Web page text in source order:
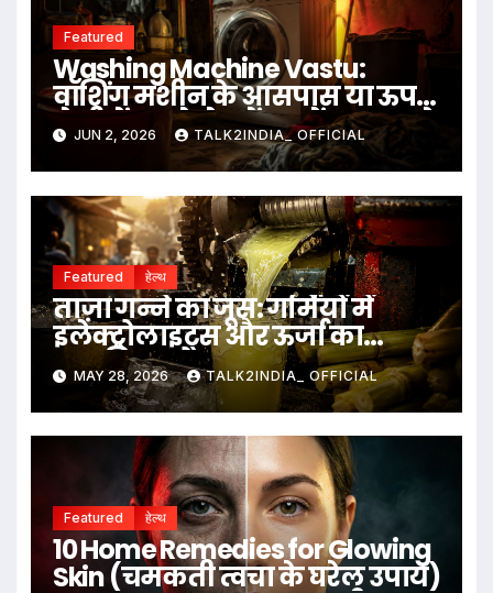
Featured
Washing Machine Vastu:
वॉशिंग मशीन के आसपास या ऊपर
ये चीजें रखने से बचें, जानें क्या कहते
हैं वास्तु नियम
JUN 2, 2026 TALK2INDIA_ OFFICIAL
Featured हेल्थ
ताज़ा गन्ने का जूस: गर्मियों में
इलेक्ट्रोलाइट्स और ऊर्जा का
प्राकृतिक स्रोत
MAY 28, 2026 TALK2INDIA_ OFFICIAL
Featured हेल्थ
10 Home Remedies for Glowing
Skin (चमकती त्वचा के घरेलू उपाय)